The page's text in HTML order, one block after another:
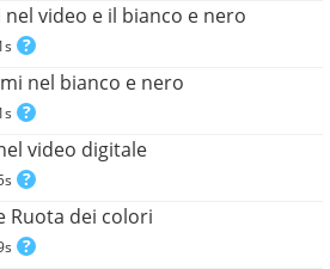
nel video e il bianco e nero
nel bianco e nero
video digitale
Ruota dei colori